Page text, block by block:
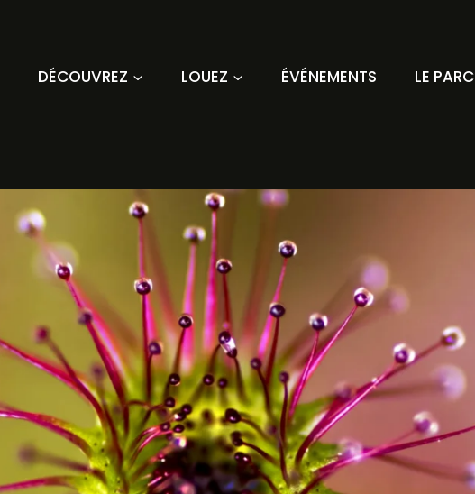
DÉCOUVREZ LOUEZ ÉVÉNEMENTS LE PARC